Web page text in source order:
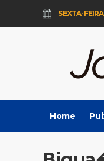
SEXTA-
Home